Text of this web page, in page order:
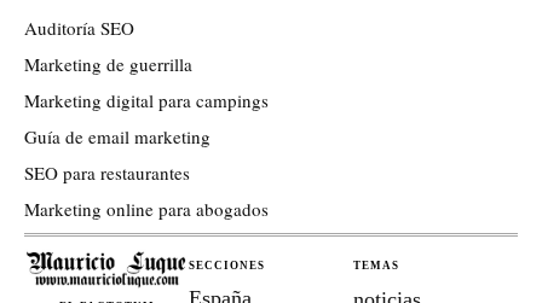
Auditoría SEO
Marketing de guerrilla
Marketing digital para campings
Guía de email marketing
SEO para restaurantes
Marketing online para abogados
SECCIONES
España
TEMAS